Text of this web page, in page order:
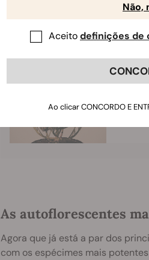
Não pode ser clonada:
Os
As autoflorescentes
Agora que já está a par dos
com os espécimes mais
Não,
Aceitodefinições de
Ao clicar CONCORDO E